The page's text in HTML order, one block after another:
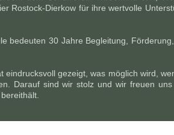
Rostock-Dierkow für ihre wertvolle
bedeuten 30 Jahre Begleitung,
eindrucksvoll gezeigt, was möglich wird,
Darauf sind wir stolz und wir freuen
bereithält.